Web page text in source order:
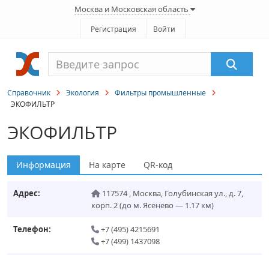
Москва и Московская область
Регистрация Войти
Справочник Экология
Фильтры промышленные
ЭКОФИЛЬТР
ЭКОФИЛЬТР
Информация На карте QR-код
Адрес: 117574, Москва, Голубинская ул., д. 7,
корп. 2(до м. Ясенево — 1.17 км)
Телефон:
+7 (495) 4215691
+7 (499) 1437098